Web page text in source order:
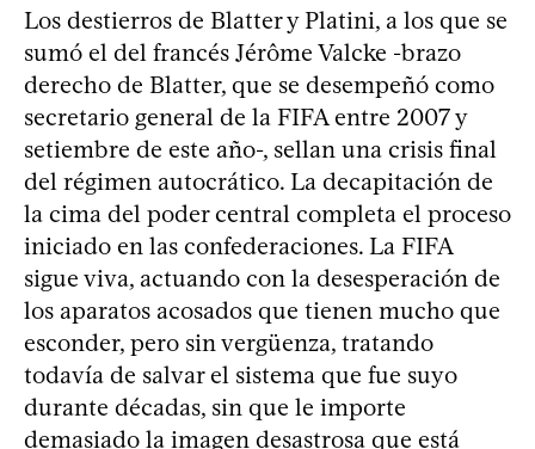
Los destierros de Blatter y Platini, a los que se
sumó el del francés Jérôme Valcke -brazo
derecho de Blatter, que se desempeñó como
secretario general de la FIFA entre 2007 y
setiembre de este año-, sellan una crisis final
del régimen autocrático. La decapitación de
la cima del poder central completa el proceso
iniciado en las confederaciones. La FIFA
sigue viva, actuando con la desesperación de
los aparatos acosados que tienen mucho que
esconder, pero sin vergüenza, tratando
todavía de salvar el sistema que fue suyo
durante décadas, sin que le importe
demasiado la imagen desastrosa que está